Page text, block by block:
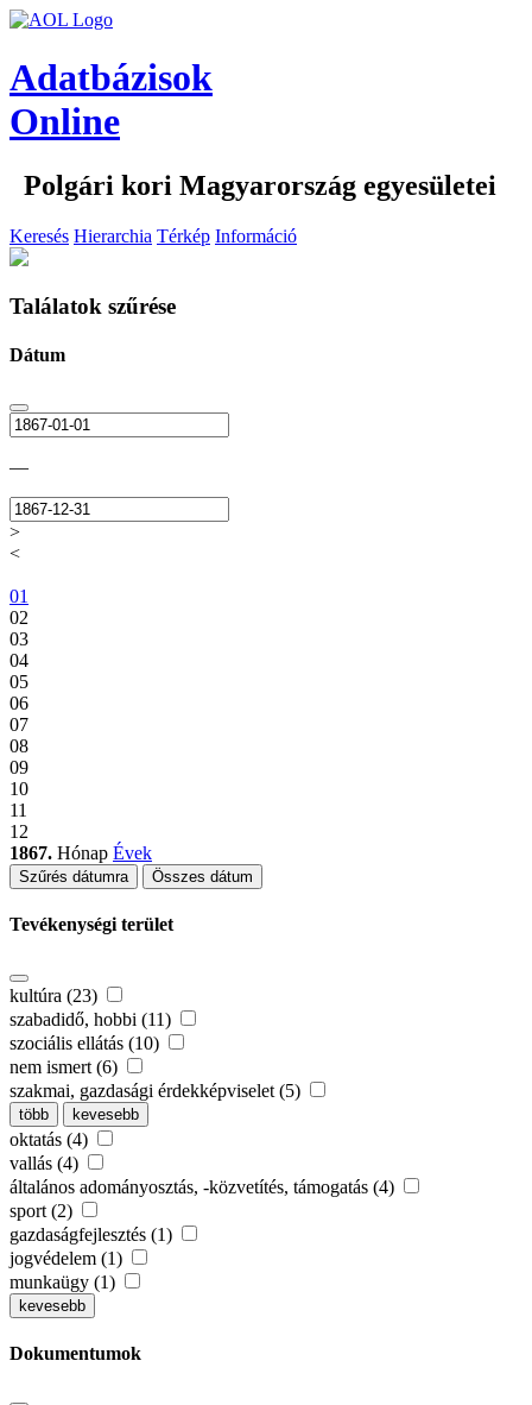
Adatbázisok
Online
Polgári kori Magyarország egyesületei
Keresés Hierarchia Térkép Információ
Találatok szűrése
Dátum
—
>
<
01
02
03
04
05
06
07
08
09
10
11
12
1867. Hónap Évek
Szűrés dátumra Összes dátum
Tevékenységi terület
kultúra (23)
szabadidő, hobbi (11)
szociális ellátás (10)
nem ismert (6)
szakmai, gazdasági érdekképviselet (5)
több kevesebb
oktatás (4)
vallás (4)
általános adományosztás, -közvetítés, támogatás (4)
sport (2)
gazdaságfejlesztés (1)
jogvédelem (1)
munkaügy (1)
kevesebb
Dokumentumok